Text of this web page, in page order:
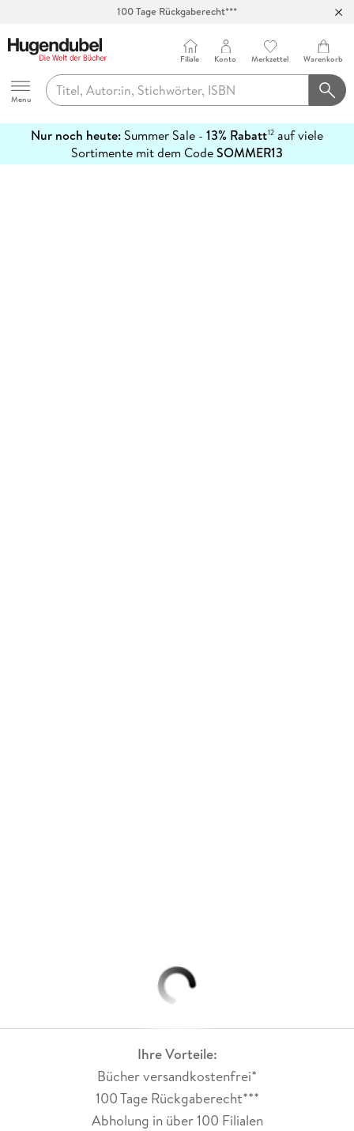
100 Tage Rückgaberecht***
Hugendubel
Menu
Filiale Konto Merkzettel Warenkorb
Nur noch heute: Summer Sale - 13% Rabatt12 auf viele
Sortimente mit dem CodeSOMMER13
erfahren
Ihre Vorteile:
Bücher versandkostenfrei*
100 Tage Rückgaberecht***
Abholung in über 100 Filialen